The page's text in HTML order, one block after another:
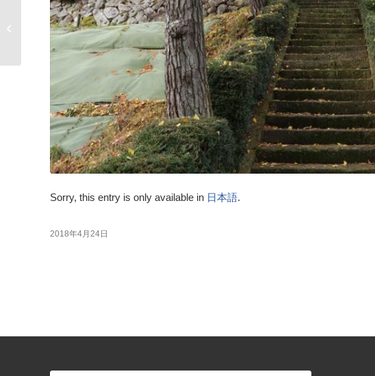
Sorry, this entry is only available in 日本語.
2018年4月24日
(日本語) 法隆寺